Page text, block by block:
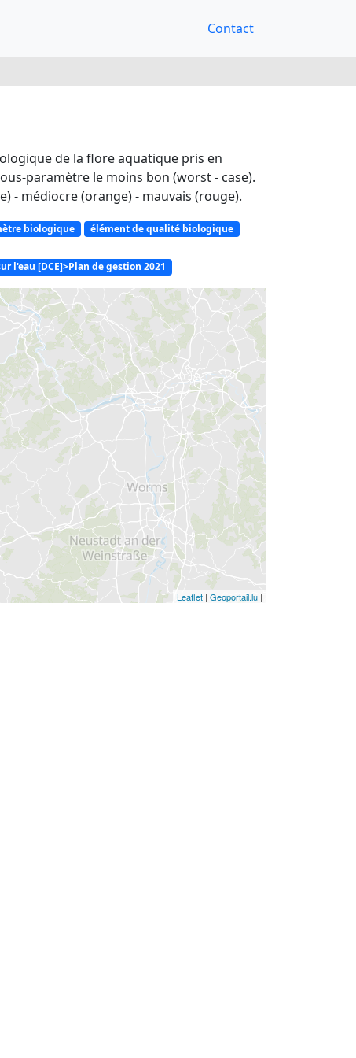
Contact
de la flore aquatique pris en
paramètre le moins bon (worst - case).
- médiocre (orange) - mauvais (rouge).
biologique
élément de qualité biologique
l'eau [DCE]>Plan de gestion 2021
Leaflet | Geoportail.lu |